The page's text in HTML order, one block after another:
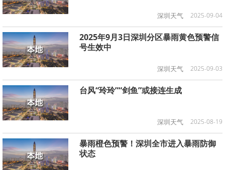
深圳天气 2025-09-04
2025年9月3日深圳分区暴雨黄色预警信
号生效中
深圳天气 2025-09-03
台风“玲玲”“剑鱼”或接连生成
深圳天气 2025-08-19
暴雨橙色预警！深圳全市进入暴雨防御
状态